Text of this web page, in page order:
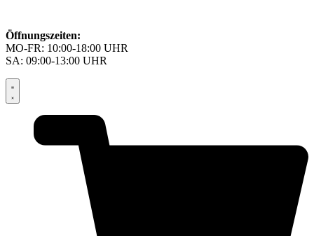
Öffnungszeiten:
MO-FR: 10:00-18:00 UHR
SA: 09:00-13:00 UHR